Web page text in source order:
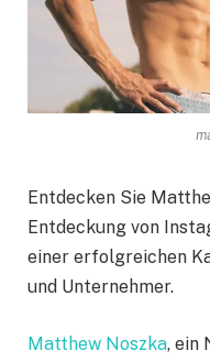
Entdecken Sie
Entdeckung von
einer erfolgreichen
und Unternehmer.
Matthew Noszka, ein